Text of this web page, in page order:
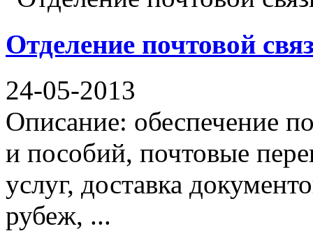
Отделение почтовой
24-05-2013
Описание: обеспечение
и пособий, почтовые
услуг, доставка
рубеж, ...